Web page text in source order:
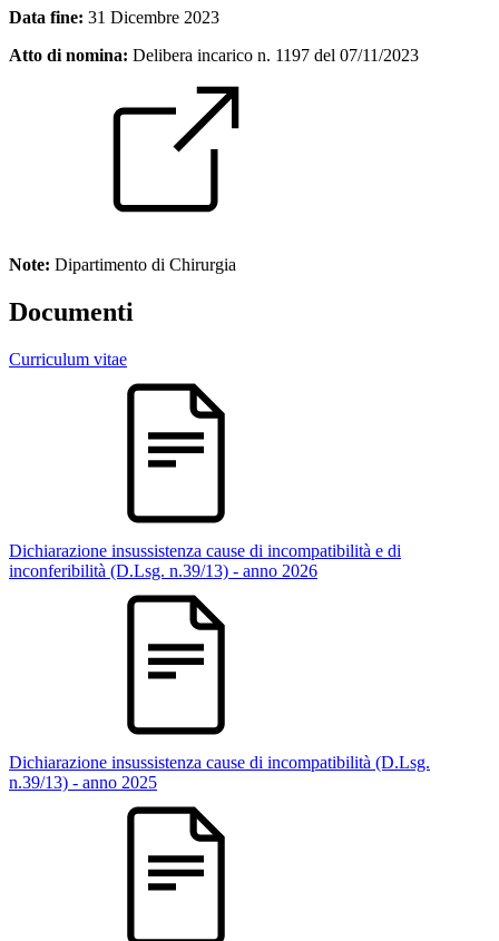
Data fine: 31 Dicembre 2023
Atto di nomina: Delibera incarico n. 1197 del 07/11/2023
Note: Dipartimento di Chirurgia
Documenti
Curriculum vitae
Dichiarazione insussistenza cause di incompatibilità e di
inconferibilità (D.Lsg. n.39/13) - anno 2026
Dichiarazione insussistenza cause di incompatibilità (D.Lsg.
n.39/13) - anno 2025